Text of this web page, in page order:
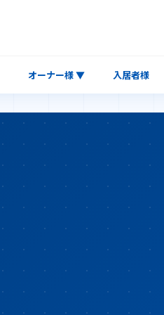
オーナー様 ▼ 入居者様